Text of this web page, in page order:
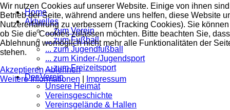
Home
Aktuelles
... zum Verein
... zum Fußball
... zum Jugendfußball
... zum Kinder-/Jugendsport
... zum Freizeitsport
Der Verein
Unsere Heimat
Vereinsgeschichte
Vereinsgelände & Hallen
Wir nutzen Cookies auf unserer Website. Einige von ihnen
Betrieb der Seite, während andere uns helfen, diese Website
Nutzererfahrung zu verbessern (Tracking Cookies). Sie
ob Sie die Cookies zulassen möchten. Bitte beachten Sie,
Ablehnung womöglich nicht mehr alle Funktionalitäten der
stehen.
Akzeptieren Ablehnen
Weitere Informationen
Impressum